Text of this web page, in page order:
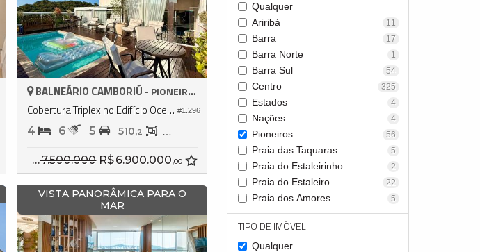
Qualquer
Ariribá
11
Barra 17
Barra Norte 1
Barra Sul 54
Centro 325
Estados 4
Nações 4
Pioneiros 56
Praia das Taquaras 5
Praia do Estaleirinho 2
Praia do Estaleiro 22
Praia dos Amores 5
TIPO DE IMÓVEL
Qualquer
#1.296
BALNEÁRIO CAMBORIÚ - PIONEIROS
Cobertura Triplex no Edifício Ocean Tower
4 6 5 510,2 322,
R$ 7.500.000 R$ 6.900.000,00
VISTA PANORÂMICA PARA O
MAR